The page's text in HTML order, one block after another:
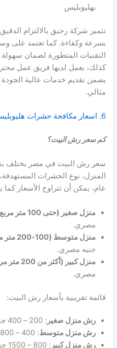
بهليوبليس
تتميز شركة رحيق بالالتزام
بسرعة وكفاءة. كما تعتمد على
التقنيات المتطورة لضمان سهولة
كذلك، يعمل لديها فريق عمل
يضمن تقديم خدمات عالية الجودة
مثالي.
6. اسعار مكافحة حشرات هليوبليس
كم سعر رش البيت؟
سعر رش البيت في مصر يختلف
المنزل، نوع الحشرات
عام، يمكن أن تتراوح الأسعار كما
منزل صغير (حتى 100 متر مربع)
مصري.
منزل متوسط (100-200 متر مربع)
جنيه مصري.
منزل كبير (أكثر من 200 متر مربع)
مصري.
قائمة تقريبية بأسعار رش البيت:
رش منزل صغير : 200 – 400 جنيه مصري
رش منزل متوسط: 400 – 800 جنيه مصري
رش منزل كبير : 800 – 1500 جنيه مصري